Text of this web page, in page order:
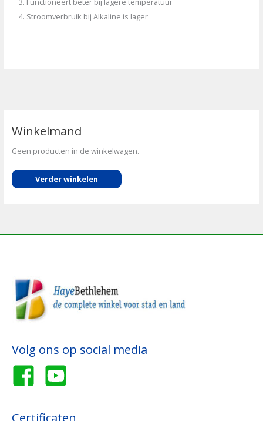
4. Stroomverbruik bij Alkaline is lager
Winkelmand
Geen producten in de winkelwagen.
Verder winkelen
Volg ons op social media